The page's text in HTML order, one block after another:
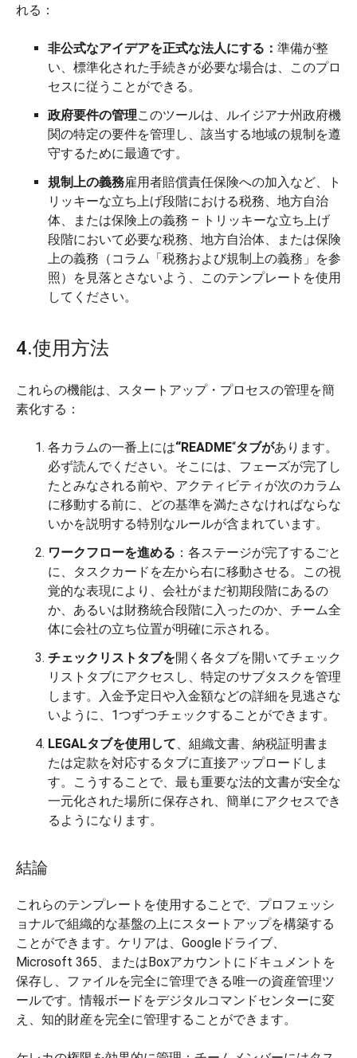
れる：
非公式なアイデアを正式な法人にする： 準備が整
い、標準化された手続きが必要な場合は、このプロ
セスに従うことができる。
政府要件の管理このツールは、ルイジアナ州政府機
関の特定の要件を管理し、該当する地域の規制を遵
守するために最適です。
規制上の義務雇用者賠償責任保険への加入など、ト
リッキーな立ち上げ段階における税務、地方自治
体、または保険上の義務 – トリッキーな立ち上げ
段階において必要な税務、地方自治体、または保険
上の義務（コラム「税務および規制上の義務」を参
照）を見落とさないよう、このテンプレートを使用
してください。
4.使用方法
これらの機能は、スタートアップ・プロセスの管理を簡
素化する：
各カラムの一番上には“README“タブがあります。
必ず読んでください。そこには、フェーズが完了し
たとみなされる前や、アクティビティが次のカラム
に移動する前に、どの基準を満たさなければならな
いかを説明する特別なルールが含まれています。
ワークフローを進める ：各ステージが完了するごと
に、タスクカードを左から右に移動させる。この視
覚的な表現により、会社がまだ初期段階にあるの
か、あるいは財務統合段階に入ったのか、チーム全
体に会社の立ち位置が明確に示される。
チェックリストタブを開く各タブを開いてチェック
リストタブにアクセスし、特定のサブタスクを管理
します。入金予定日や入金額などの詳細を見逃さな
いように、1つずつチェックすることができます。
LEGALタブを使用して、組織文書、納税証明書ま
たは定款を対応するタブに直接アップロードしま
す。こうすることで、最も重要な法的文書が安全な
一元化された場所に保存され、簡単にアクセスでき
るようになります。
結論
これらのテンプレートを使用することで、プロフェッシ
ョナルで組織的な基盤の上にスタートアップを構築する
ことができます。ケリアは、Googleドライブ、
Microsoft 365、またはBoxアカウントにドキュメントを
保存し、ファイルを完全に管理できる唯一の資産管理ツ
ールです。情報ボードをデジタルコマンドセンターに変
え、知的財産を完全に管理することができます。